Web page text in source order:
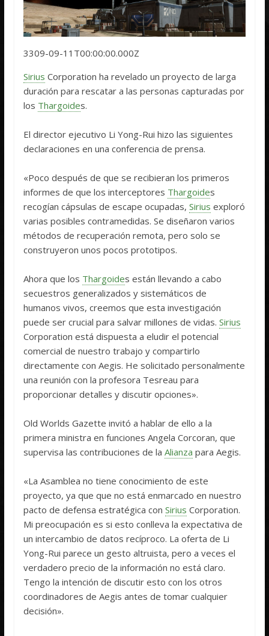
3309-09-11T00:00:00.000Z
Sirius Corporation ha revelado un proyecto de larga
duración para rescatar a las personas capturadas por
los Thargoides.
El director ejecutivo Li Yong-Rui hizo las siguientes
declaraciones en una conferencia de prensa.
«Poco después de que se recibieran los primeros
informes de que los interceptores Thargoides
recogían cápsulas de escape ocupadas,Sirius exploró
varias posibles contramedidas. Se diseñaron varios
métodos de recuperación remota, pero solo se
construyeron unos pocos prototipos.
Ahora que los Thargoides están llevando a cabo
secuestros generalizados y sistemáticos de
humanos vivos, creemos que esta investigación
puede ser crucial para salvar millones de vidas.Sirius
Corporation está dispuesta a eludir el potencial
comercial de nuestro trabajo y compartirlo
directamente con Aegis. He solicitado personalmente
una reunión con la profesora Tesreau para
proporcionar detalles y discutir opciones».
Old Worlds Gazette invitó a hablar de ello a la
primera ministra en funciones Angela Corcoran, que
supervisa las contribuciones de laAlianza para Aegis.
«La Asamblea no tiene conocimiento de este
proyecto, ya que que no está enmarcado en nuestro
pacto de defensa estratégica conSirius Corporation.
Mi preocupación es si esto conlleva la expectativa de
un intercambio de datos recíproco. La oferta de Li
Yong-Rui parece un gesto altruista, pero a veces el
verdadero precio de la información no está claro.
Tengo la intención de discutir esto con los otros
coordinadores de Aegis antes de tomar cualquier
decisión».